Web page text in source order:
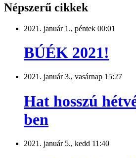
Népszerű cikkek
2021. január 1., péntek 00:01
BÚÉK 2021!
2021. január 3., vasárnap 15:27
Hat hosszú
ben
2021. január 5., kedd 11:40